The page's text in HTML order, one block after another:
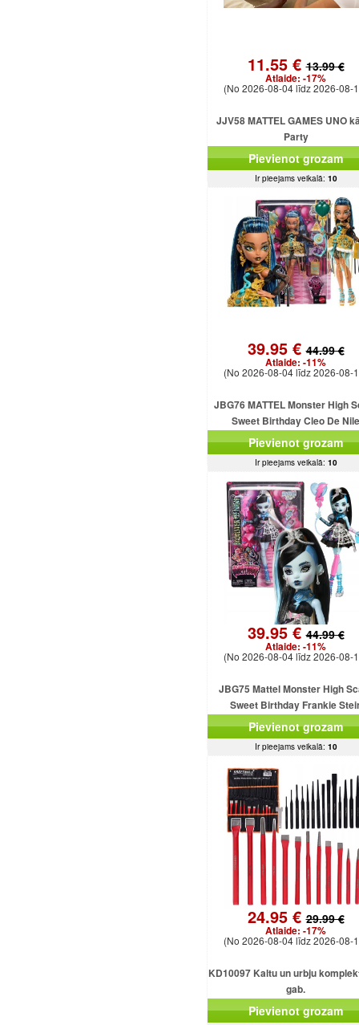
11.55 €13.99 €
Atlaide: -17%
(No 2026-08-04 līdz 2026-08-
JJV58 MATTEL GAMES UNO
Party
Pievienot grozam
Ir pieejams veikalā: 10
39.95 €44.99 €
Atlaide: -11%
(No 2026-08-04 līdz 2026-08-
JBG76 MATTEL Monster High
Sweet Birthday Cleo De Nile
Pievienot grozam
Ir pieejams veikalā: 10
39.95 €44.99 €
Atlaide: -11%
(No 2026-08-04 līdz 2026-08-
JBG75 Mattel Monster High
Sweet Birthday Frankie
Pievienot grozam
Ir pieejams veikalā: 10
24.95 €29.99 €
Atlaide: -17%
(No 2026-08-04 līdz 2026-08-
KD10097 Kaltu un urbju
gab.
Pievienot grozam